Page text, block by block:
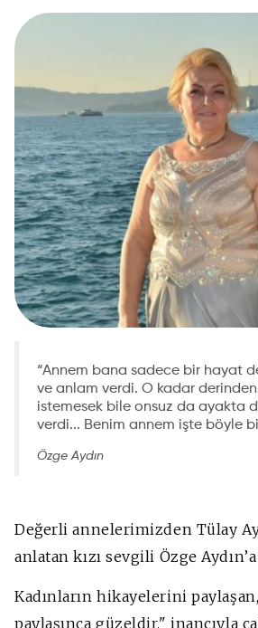
“Annem bana sadece bir hayat
ve anlam verdi. O kadar
istemesek bile onsuz da ayakta
verdi... Benim annem işte böyle
Özge Aydın
Değerli annelerimizden Tülay
anlatan kızı sevgili Özge
Kadınların hikayelerini
paylaşınca güzeldir." inancıyla